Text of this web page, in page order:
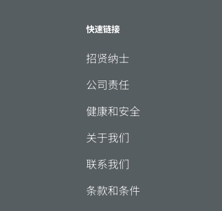
快速链接
招贤纳士
公司责任
健康和安全
关于我们
联系我们
条款和条件